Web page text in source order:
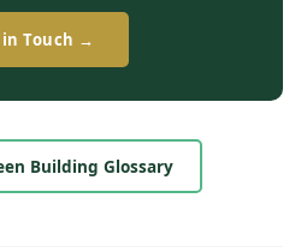
in Touch →
Building Glossary